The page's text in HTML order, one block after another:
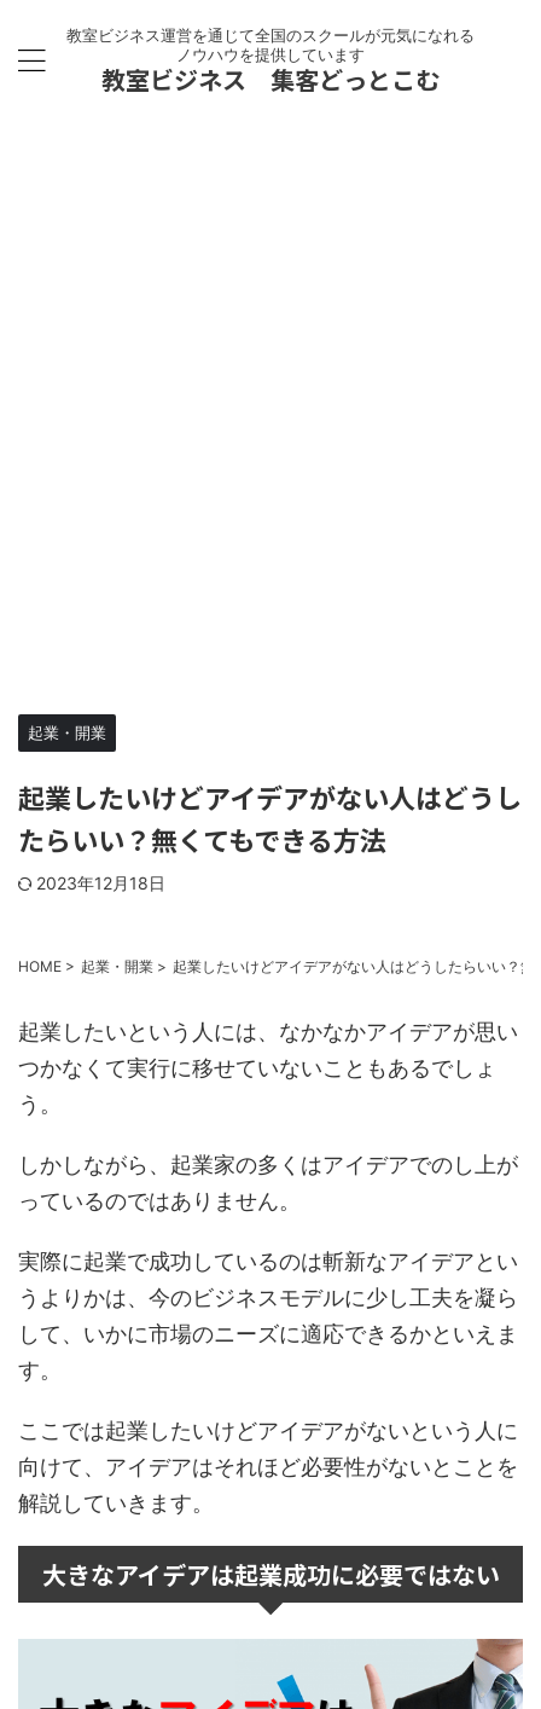
教室ビジネス運営を通じて全国のスクールが元気になれる
ノウハウを提供しています
教室ビジネス 集客どっとこむ
起業・開業
起業したいけどアイデアがない人はどうし
たらいい？無くてもできる方法
2023年12月18日
HOME > 起業・開業 > 起業したいけどアイデアがない人はどうしたらいい？無
起業したいという人には、なかなかアイデアが思い
つかなくて実行に移せていないこともあるでしょ
う。
しかしながら、起業家の多くはアイデアでのし上が
っているのではありません。
実際に起業で成功しているのは斬新なアイデアとい
うよりかは、今のビジネスモデルに少し工夫を凝ら
して、いかに市場のニーズに適応できるかといえま
す。
ここでは起業したいけどアイデアがないという人に
向けて、アイデアはそれほど必要性がないとことを
解説していきます。
大きなアイデアは起業成功に必要ではない